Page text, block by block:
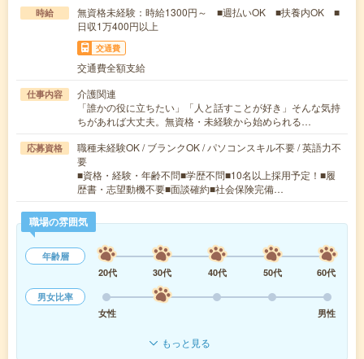
時給
無資格未経験：時給1300円～ ■週払いOK ■扶養内OK ■
日収1万400円以上
交通費
交通費全額支給
仕事内容
介護関連
「誰かの役に立ちたい」「人と話すことが好き」そんな気持
ちがあれば大丈夫。無資格・未経験から始められる…
応募資格
職種未経験OK / ブランクOK / パソコンスキル不要 / 英語力不
要
■資格・経験・年齢不問■学歴不問■10名以上採用予定！■履
歴書・志望動機不要■面談確約■社会保険完備…
職場の雰囲気
年齢層
20代
30代 40代 50代
60代
男女比率
女性
男性
もっと見る